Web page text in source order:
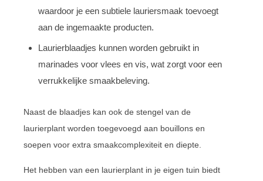
waardoor je een subtiele lauriersmaak toevoegt
aan de ingemaakte producten.
Laurierblaadjes kunnen worden gebruikt in
marinades voor vlees en vis, wat zorgt voor een
verrukkelijke smaakbeleving.
Naast de blaadjes kan ook de stengel van de
laurierplant worden toegevoegd aan bouillons en
soepen voor extra smaakcomplexiteit en diepte.
Het hebben van een laurierplant in je eigen tuin biedt